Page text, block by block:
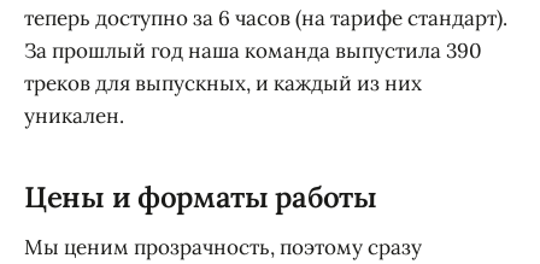
теперь доступно за 6 часов (на тарифе стандарт).
За прошлый год наша команда выпустила 390
треков для выпускных, и каждый из них
уникален.
Цены и форматы работы
Мы ценим прозрачность, поэтому сразу